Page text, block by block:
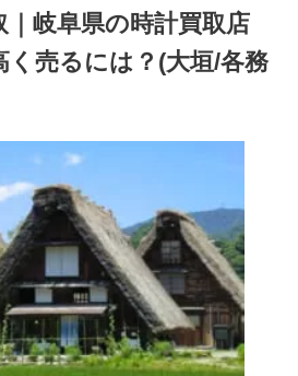
岐阜県の時計買取店
く売るには？(大垣/各務